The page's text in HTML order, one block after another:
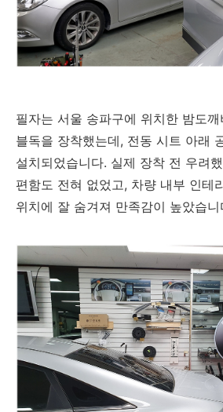
필자는 서울 송파구에 위치한 밤도
블독을 장착했는데, 전동 시트 아래
설치되었습니다. 실제 장착 전 우려
편함도 전혀 없었고, 차량 내부 인테
위치에 잘 숨겨져 만족감이 높았습니